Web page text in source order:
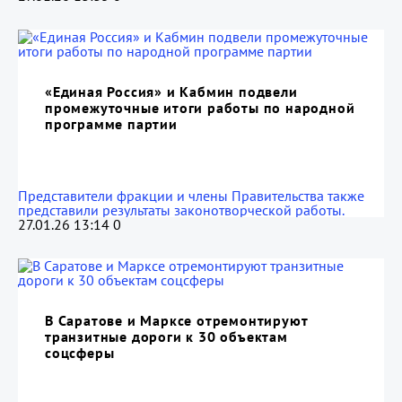
«Единая Россия» и Кабмин подвели
промежуточные итоги работы по народной
программе партии
Представители фракции и члены Правительства также
представили результаты законотворческой работы.
27.01.26 13:14 0
В Саратове и Марксе отремонтируют
транзитные дороги к 30 объектам
соцсферы